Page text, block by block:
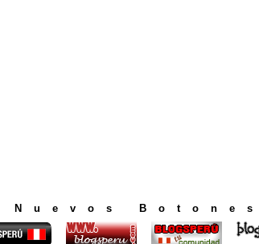
Nuevos Botones